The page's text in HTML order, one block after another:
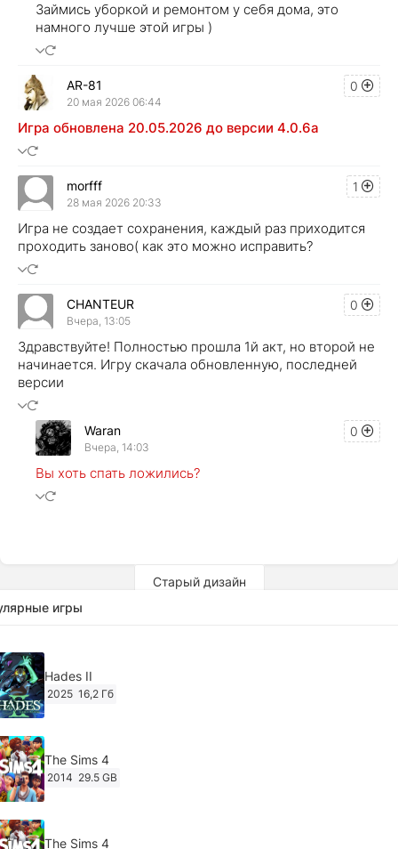
Займись уборкой и ремонтом у себя дома, это
намного лучше этой игры )
0
AR-81
20 мая 2026 06:44
Игра обновлена 20.05.2026 до версии 4.0.6a
1
morfff
28 мая 2026 20:33
Игра не создает сохранения, каждый раз приходится
проходить заново( как это можно исправить?
0
CHANTEUR
Вчера, 13:05
Здравствуйте! Полностью прошла 1й акт, но второй не
начинается. Игру скачала обновленную, последней
версии
0
Waran
Вчера, 14:03
Вы хоть спать ложились?
Старый дизайн
игры
Hades II
2025 16,2 Гб
The Sims 4
2014 29.5 GB
The Sims 4